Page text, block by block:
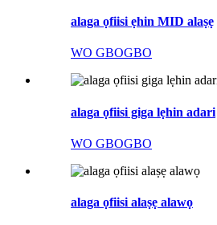
alaga ọfiisi ẹhin MID alaṣẹ
WO GBOGBO
alaga ọfiisi giga lẹhin adari
WO GBOGBO
alaga ọfiisi alaṣẹ alawọ